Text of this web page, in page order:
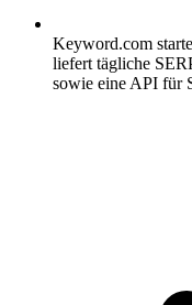
Keyword.com
liefert tägliche
sowie eine API für